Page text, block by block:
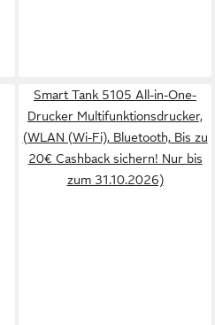
Smart Tank 5105 All-in-One-
Drucker Multifunktionsdrucker,
(WLAN (Wi-Fi), Bluetooth, Bis zu
20€ Cashback sichern! Nur bis
zum 31.10.2026)